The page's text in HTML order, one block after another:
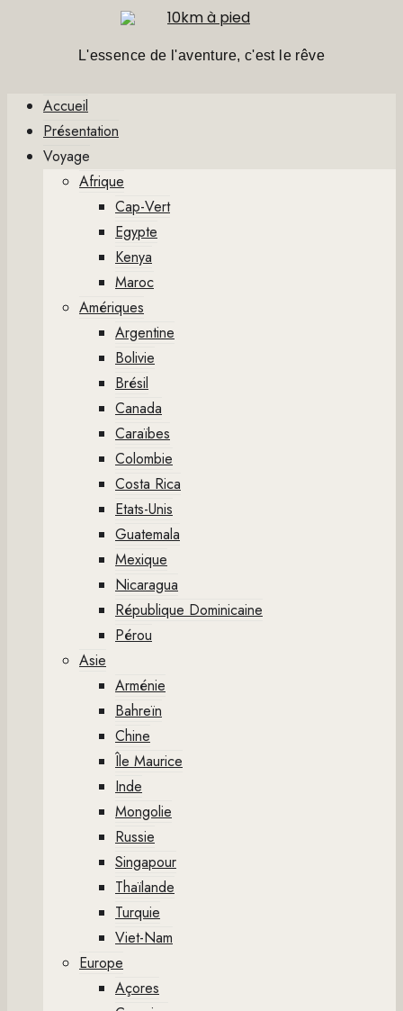
L'essence de l'aventure, c'est le rêve
Accueil
Présentation
Voyage
Afrique
Cap-Vert
Egypte
Kenya
Maroc
Amériques
Argentine
Bolivie
Brésil
Canada
Caraïbes
Colombie
Costa Rica
Etats-Unis
Guatemala
Mexique
Nicaragua
République Dominicaine
Pérou
Asie
Arménie
Bahreïn
Chine
Île Maurice
Inde
Mongolie
Russie
Singapour
Thaïlande
Turquie
Viet-Nam
Europe
Açores